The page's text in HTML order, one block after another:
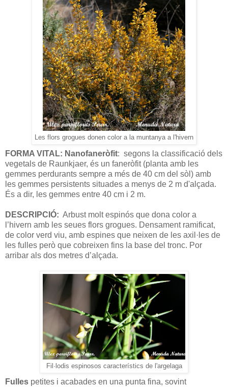
Les flors grogues donen color a la muntanya a l'hivern
FORMA VITAL: Nanofaneròfit: segons la classificació dels
vegetals de Raunkjaer, és un faneròfit (planta amb les
gemmes perdurants sempre a més de 40 cm del sòl) amb
les gemmes persistents situades a menys de 2 m d'alçada.
És a dir, les gemmes entre 40 cm i 2 m.
DESCRIPCIÓ: Arbust molt espinós que dona color a
l’hivern amb les seues flors grogues. Densament ramificat,
de color verd viu, amb espines que neixen de les axil·les de
les fulles però que cobreixen fins la base del tronc. Por
arribar als dos metres d’alçada.
Fil·lodis espinosos característics de l'argelaga
Fulles petites i acabades en una punta fina, sovint